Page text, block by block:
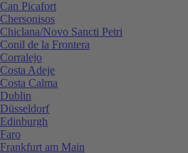
Can Picafort
Chersonisos
Chiclana/Novo Sancti Petri
Conil de la Frontera
Corralejo
Costa Adeje
Costa Calma
Dublin
Düsseldorf
Edinburgh
Faro
Frankfurt am Main